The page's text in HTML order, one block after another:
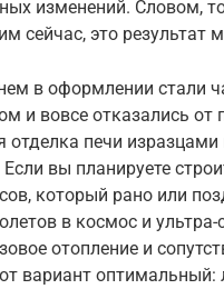
изменений. Словом,
сейчас, это результат
в оформлении стали
и вовсе отказались
отделка печи
вы планируете
который рано или
в космос и
отопление и
вариант